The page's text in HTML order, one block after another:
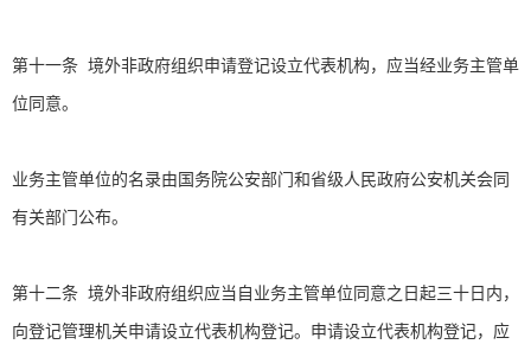
第十一条 境外非政府组织申请登记设立代表机构，应当经业务主管单
位同意。
业务主管单位的名录由国务院公安部门和省级人民政府公安机关会同
有关部门公布。
第十二条 境外非政府组织应当自业务主管单位同意之日起三十日内，
向登记管理机关申请设立代表机构登记。申请设立代表机构登记，应